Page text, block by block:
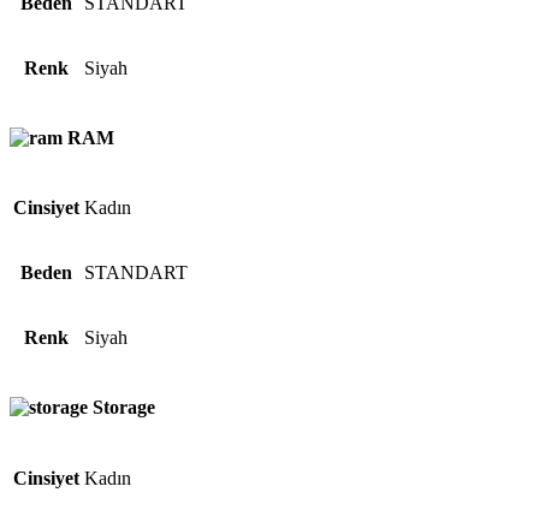
Renk Siyah
RAM
Cinsiyet Kadın
Beden STANDART
Renk Siyah
Storage
Cinsiyet Kadın